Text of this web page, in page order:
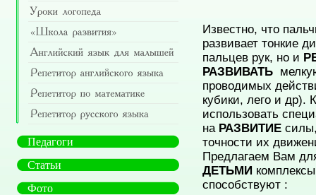
Педагоги
Статьи
Фото
Известно, что
развивает тонкие
пальцев рук, но и
РАЗВИВАТЬ
проводимых
кубики, лего и др).
использовать
на РАЗВИТИЕ
точности их
Предлагаем Вам
ДЕТЬМИ
способствуют :